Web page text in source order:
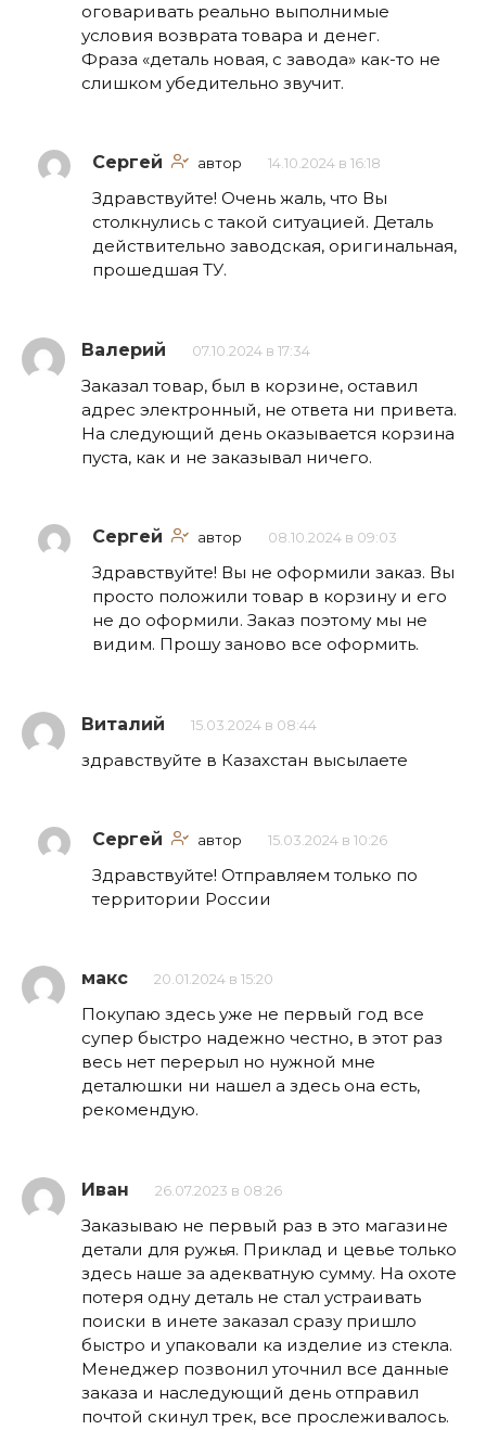
оговаривать реально выполнимые
условия возврата товара и денег.
Фраза «деталь новая, с завода» как-то не
слишком убедительно звучит.
Сергей автор 14.10.2024 в 16:18
Здравствуйте! Очень жаль, что Вы
столкнулись с такой ситуацией. Деталь
действительно заводская, оригинальная,
прошедшая ТУ.
Валерий 07.10.2024 в 17:34
Заказал товар, был в корзине, оставил
адрес электронный, не ответа ни привета.
На следующий день оказывается корзина
пуста, как и не заказывал ничего.
Сергей автор 08.10.2024 в 09:03
Здравствуйте! Вы не оформили заказ. Вы
просто положили товар в корзину и его
не до оформили. Заказ поэтому мы не
видим. Прошу заново все оформить.
Виталий 15.03.2024 в 08:44
здравствуйте в Казахстан высылаете
Сергей автор 15.03.2024 в 10:26
Здравствуйте! Отправляем только по
территории России
макс 20.01.2024 в 15:20
Покупаю здесь уже не первый год все
супер быстро надежно честно, в этот раз
весь нет перерыл но нужной мне
деталюшки ни нашел а здесь она есть,
рекомендую.
Иван 26.07.2023 в 08:26
Заказываю не первый раз в это магазине
детали для ружья. Приклад и цевье только
здесь наше за адекватную сумму. На охоте
потеря одну деталь не стал устраивать
поиски в инете заказал сразу пришло
быстро и упаковали ка изделие из стекла.
Менеджер позвонил уточнил все данные
заказа и наследующий день отправил
почтой скинул трек, все прослеживалось.